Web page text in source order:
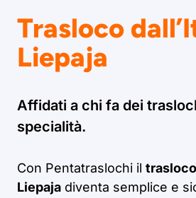
Trasloco
Liepaja
Affidati a chi fa dei
specialità.
Con Pentatraslochi il
Liepaja diventa semplice e